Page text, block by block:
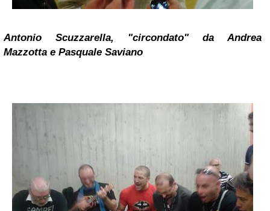
Antonio Scuzzarella, "circondato" da Andrea
Mazzotta e Pasquale Saviano